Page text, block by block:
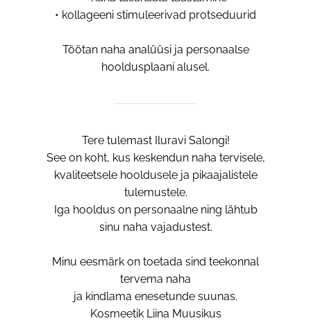
• kollageeni stimuleerivad protseduurid
Töötan naha analüüsi ja personaalse
hooldusplaani alusel.
Tere tulemast Iluravi Salongi!
See on koht, kus keskendun naha tervisele,
kvaliteetsele hooldusele ja pikaajalistele
tulemustele.
Iga hooldus on personaalne ning lähtub
sinu naha vajadustest.
Minu eesmärk on toetada sind teekonnal
tervema naha
ja kindlama enesetunde suunas.
Kosmeetik Liina Muusikus